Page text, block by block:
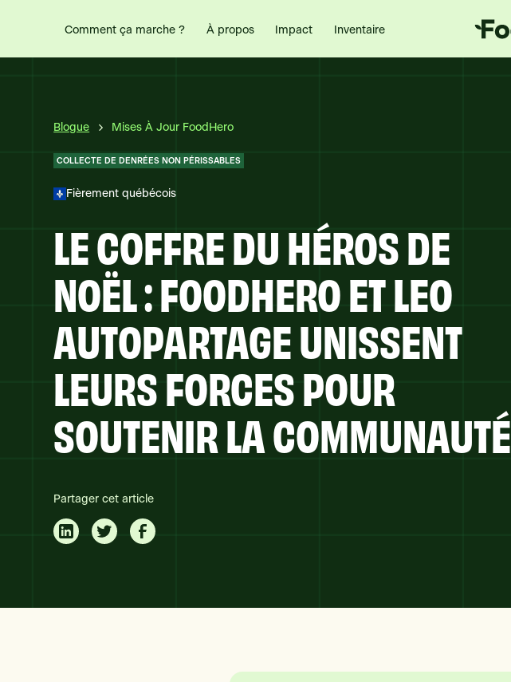
Comment ça marche ? À propos Impact Inventaire
Blogue Mises À Jour FoodHero
COLLECTE DE DENRÉES NON PÉRISSABLES
Fièrement québécois
LE COFFRE DU HÉROS DE
NOËL : FOODHERO ET LEO
AUTOPARTAGE UNISSENT
LEURS FORCES POUR
SOUTENIR LA COMMUNAUTÉ
Partager cet article